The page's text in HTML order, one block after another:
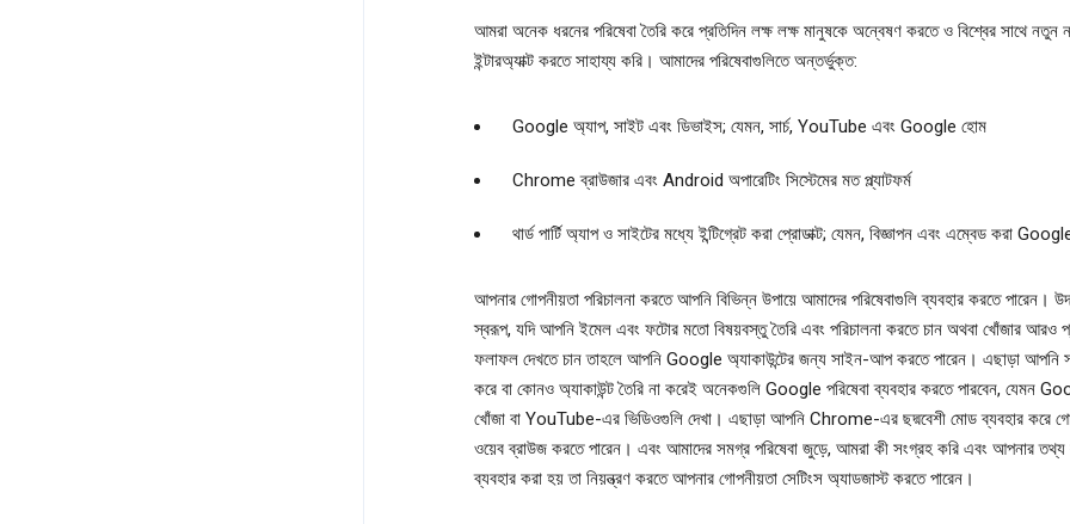
আমরা অনেক ধরনের পরিষেবা তৈরি করে প্রতিদিন লক্ষ লক্ষ মানুষকে অন্বেষণ করতে ও বিশ্বের সাথে নতুন
ইন্টারঅ্যাক্ট করতে সাহায্য করি। আমাদের পরিষেবাগুলিতে অন্তর্ভুক্ত:
Google অ্যাপ, সাইট এবং ডিভাইস; যেমন, সার্চ, YouTube এবং Google হোম
Chrome ব্রাউজার এবং Android অপারেটিং সিস্টেমের মত প্ল্যাটফর্ম
থার্ড পার্টি অ্যাপ ও সাইটের মধ্যে ইন্টিগ্রেট করা প্রোডাক্ট; যেমন, বিজ্ঞাপন এবং এম্বেড করা
আপনার গোপনীয়তা পরিচালনা করতে আপনি বিভিন্ন উপায়ে আমাদের পরিষেবাগুলি ব্যবহার করতে পারেন।
স্বরূপ, যদি আপনি ইমেল এবং ফটোর মতো বিষয়বস্তু তৈরি এবং পরিচালনা করতে চান অথবা খোঁজার আরও
ফলাফল দেখতে চান তাহলে আপনি Google অ্যাকাউন্টের জন্য সাইন-আপ করতে পারেন। এছাড়া
করে বা কোনও অ্যাকাউন্ট তৈরি না করেই অনেকগুলি Google পরিষেবা ব্যবহার করতে পারবেন, যেমন
খোঁজা বা YouTube-এর ভিডিওগুলি দেখা। এছাড়া আপনি Chrome-এর ছদ্মবেশী মোড ব্যবহার করে
ওয়েব ব্রাউজ করতে পারেন। এবং আমাদের সমগ্র পরিষেবা জুড়ে, আমরা কী সংগ্রহ করি এবং আপনার তথ্য
ব্যবহার করা হয় তা নিয়ন্ত্রণ করতে আপনার গোপনীয়তা সেটিংস অ্যাডজাস্ট করতে পারেন।